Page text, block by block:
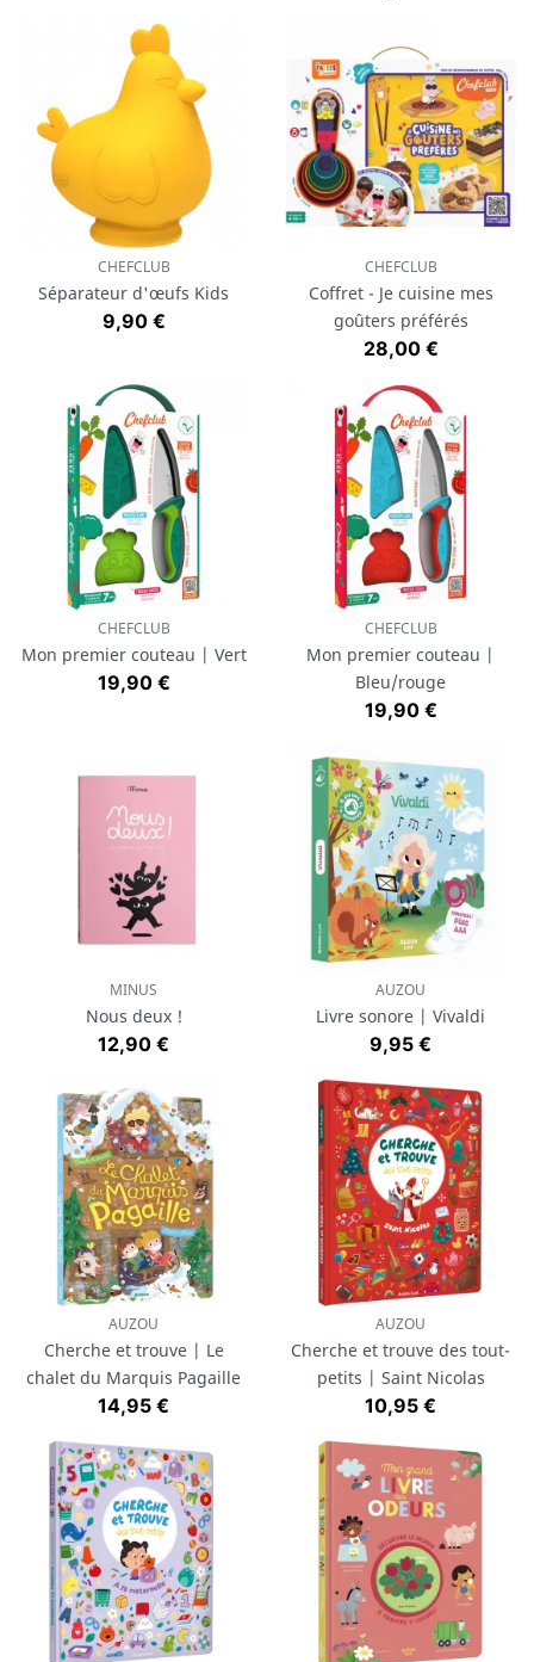
CHEFCLUB
Séparateur d'œufs Kids
Prix
9,90 €
CHEFCLUB
Coffret - Je cuisine mes
goûters préférés
Prix
28,00 €
CHEFCLUB
Mon premier couteau | Vert
Prix
19,90 €
CHEFCLUB
Mon premier couteau |
Bleu/rouge
Prix
19,90 €
MINUS
Nous deux !
Prix
12,90 €
AUZOU
Livre sonore | Vivaldi
Prix
9,95 €
AUZOU
Cherche et trouve | Le
chalet du Marquis Pagaille
Prix
14,95 €
AUZOU
Cherche et trouve des tout-
petits | Saint Nicolas
Prix
10,95 €